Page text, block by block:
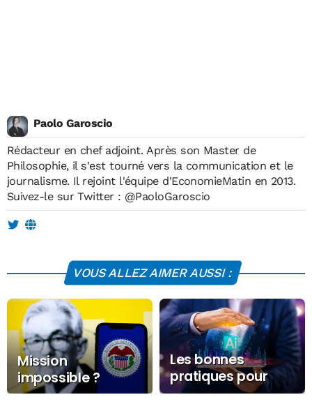
Paolo Garoscio
Rédacteur en chef adjoint. Après son Master de
Philosophie, il s'est tourné vers la communication et le
journalisme. Il rejoint l'équipe d'EconomieMatin en 2013.
Suivez-le sur Twitter : @PaoloGaroscio
VOUS ALLEZ AIMER AUSSI :
Mission
impossible ?
Les bonnes
pratiques pour
faire de l’IA un